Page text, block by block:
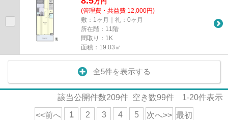
(管理費・共益費 12,000円)
敷：1ヶ月｜礼：0ヶ月
所在階：11階
間取り：1K
面積：19.03㎡
全5件を表示する
該当公開件数209件 空き数99件 1-20件表示
<<前へ 1 2 3 4 5 次へ>> 最初